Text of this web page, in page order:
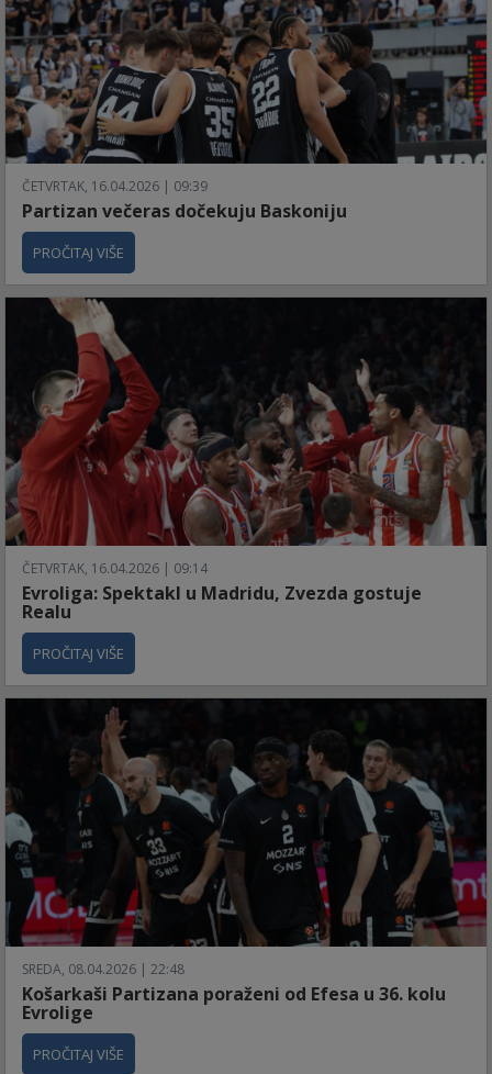
ČETVRTAK, 16.04.2026 | 09:39
Partizan večeras dočekuju Baskoniju
PROČITAJ VIŠE
ČETVRTAK, 16.04.2026 | 09:14
Evroliga: Spektakl u Madridu, Zvezda gostuje
Realu
PROČITAJ VIŠE
SREDA, 08.04.2026 | 22:48
Košarkaši Partizana poraženi od Efesa u 36. kolu
Evrolige
PROČITAJ VIŠE